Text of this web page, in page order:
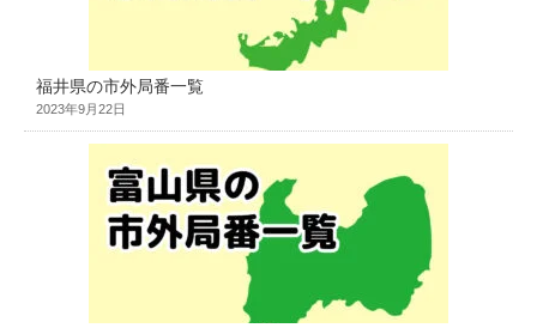
福井県の市外局番一覧
2023年9月22日